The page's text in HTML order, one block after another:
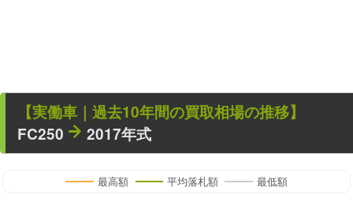
【実働車 ｜過去10年間の買取相場の推移】
FC250
2017年式
最高額 平均落札額 最低額